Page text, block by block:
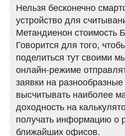
Нельзя бесконечно
устройство для
Метандиенон стоимость
Говорится для того,
поделиться тут своими
онлайн-режиме
заявки на
высчитывать наиболее
доходность на
получать информацию о
ближайших офисов.